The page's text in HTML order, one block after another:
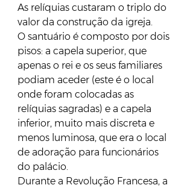
As relíquias custaram o triplo do
valor da construção da igreja.
O santuário é composto por dois
pisos: a capela superior, que
apenas o rei e os seus familiares
podiam aceder (este é o local
onde foram colocadas as
relíquias sagradas) e a capela
inferior, muito mais discreta e
menos luminosa, que era o local
de adoração para funcionários
do palácio.
Durante a Revolução Francesa, a